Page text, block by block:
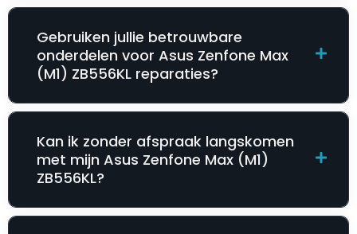
Gebruiken jullie betrouwbare
onderdelen voor Asus Zenfone Max
(M1) ZB556KL reparaties?
Kan ik zonder afspraak langskomen
met mijn Asus Zenfone Max (M1)
ZB556KL?